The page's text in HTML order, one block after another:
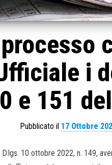
i
e 151
Pubblicato il 17 Ottobre
10 ottobre 2022, n. 149,